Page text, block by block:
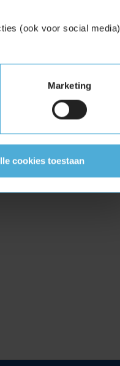
(ook voor social media)
Marketing
cookies toestaan